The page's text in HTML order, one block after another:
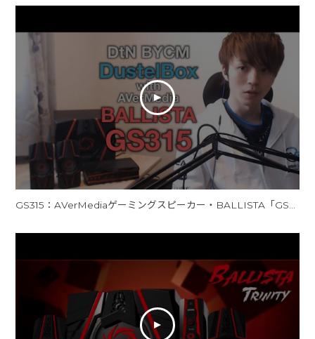
GS315：AVerMediaゲーミングスピーカー・BALLISTA「GS315」、その実力とは？